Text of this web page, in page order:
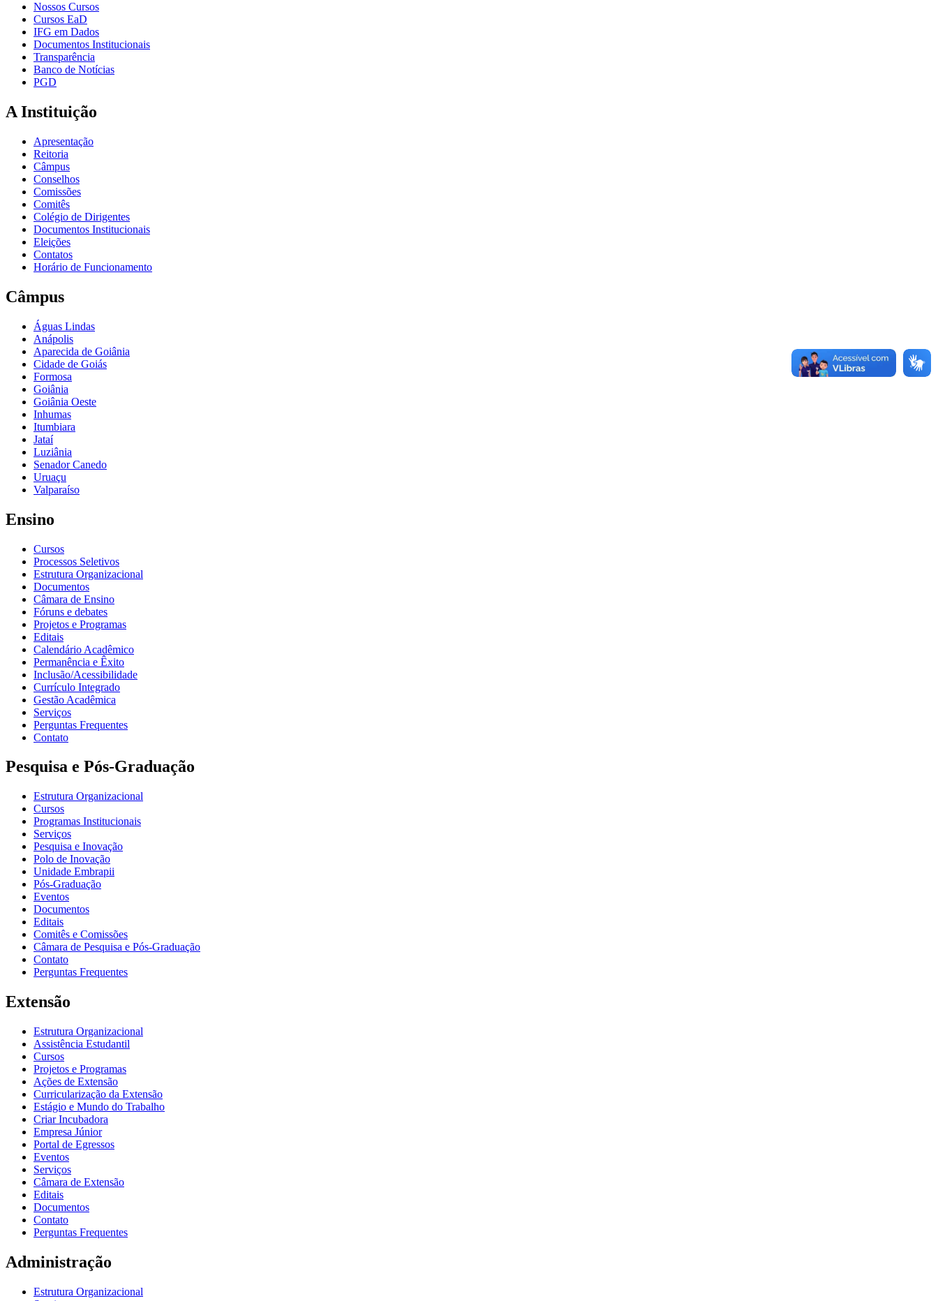
Nossos Cursos
Cursos EaD
IFG em Dados
Documentos Institucionais
Transparência
Banco de Notícias
PGD
A Instituição
Apresentação
Reitoria
Câmpus
Conselhos
Comissões
Comitês
Colégio de Dirigentes
Documentos Institucionais
Eleições
Contatos
Horário de Funcionamento
Câmpus
Águas Lindas
Anápolis
Aparecida de Goiânia
Cidade de Goiás
Formosa
Goiânia
Goiânia Oeste
Inhumas
Itumbiara
Jataí
Luziânia
Senador Canedo
Uruaçu
Valparaíso
Ensino
Cursos
Processos Seletivos
Estrutura Organizacional
Documentos
Câmara de Ensino
Fóruns e debates
Projetos e Programas
Editais
Calendário Acadêmico
Permanência e Êxito
Inclusão/Acessibilidade
Currículo Integrado
Gestão Acadêmica
Serviços
Perguntas Frequentes
Contato
Pesquisa e Pós-Graduação
Estrutura Organizacional
Cursos
Programas Institucionais
Serviços
Pesquisa e Inovação
Polo de Inovação
Unidade Embrapii
Pós-Graduação
Eventos
Documentos
Editais
Comitês e Comissões
Câmara de Pesquisa e Pós-Graduação
Contato
Perguntas Frequentes
Extensão
Estrutura Organizacional
Assistência Estudantil
Cursos
Projetos e Programas
Ações de Extensão
Curricularização da Extensão
Estágio e Mundo do Trabalho
Criar Incubadora
Empresa Júnior
Portal de Egressos
Eventos
Serviços
Câmara de Extensão
Editais
Documentos
Contato
Perguntas Frequentes
Administração
Estrutura Organizacional